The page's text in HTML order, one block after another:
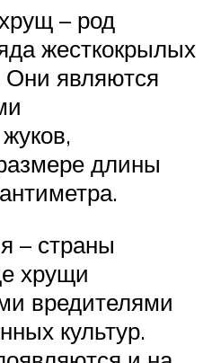
– род
жесткокрылых
Они являются
длины
– страны
хрущи
вредителями
культур.